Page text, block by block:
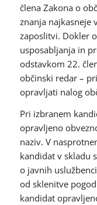
člena Zakona o
znanja najkasneje
zaposlitvi. Dokler
usposabljanja in
odstavkom 22.
občinski redar –
opravljati nalog
Pri izbranem
opravljeno
naziv. V
kandidat v skladu
o javnih
od sklenitve
kandidat